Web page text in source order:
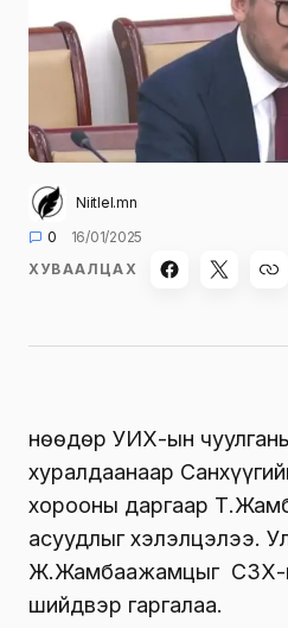
Niitlel.mn
0
16/01/2025
ХУВААЛЦАХ
Өнөөдөр УИХ-ын
хуралдаанаар
хорооны даргаар
асуудлыг хэлэлцэлээ.
Ж.Жамбаажамцыг СЗХ-
шийдвэр гаргалаа.